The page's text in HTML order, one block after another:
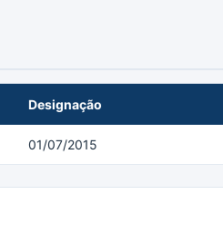
Designação
01/07/2015